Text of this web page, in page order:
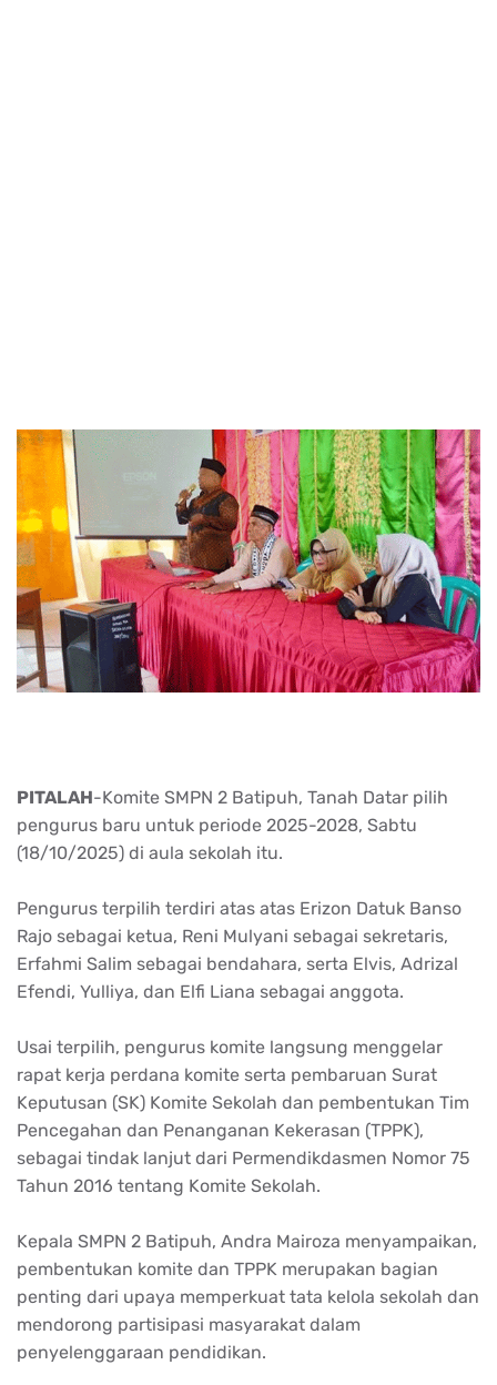
PITALAH-Komite SMPN 2 Batipuh, Tanah Datar pilih
pengurus baru untuk periode 2025-2028, Sabtu
(18/10/2025) di aula sekolah itu.
Pengurus terpilih terdiri atas atas Erizon Datuk Banso
Rajo sebagai ketua, Reni Mulyani sebagai sekretaris,
Erfahmi Salim sebagai bendahara, serta Elvis, Adrizal
Efendi, Yulliya, dan Elfi Liana sebagai anggota.
Usai terpilih, pengurus komite langsung menggelar
rapat kerja perdana komite serta pembaruan Surat
Keputusan (SK) Komite Sekolah dan pembentukan Tim
Pencegahan dan Penanganan Kekerasan (TPPK),
sebagai tindak lanjut dari Permendikdasmen Nomor 75
Tahun 2016 tentang Komite Sekolah.
Kepala SMPN 2 Batipuh, Andra Mairoza menyampaikan,
pembentukan komite dan TPPK merupakan bagian
penting dari upaya memperkuat tata kelola sekolah dan
mendorong partisipasi masyarakat dalam
penyelenggaraan pendidikan.